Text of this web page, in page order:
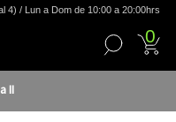
4) / Lun a Dom de 10:00 a 20:00hrs
0
II